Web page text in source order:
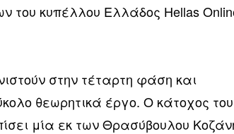
κυπέλλου Ελλάδος Hellas
στην τέταρτη φάση και
θεωρητικά έργο. Ο κάτοχος του
μία εκ των Θρασύβουλου